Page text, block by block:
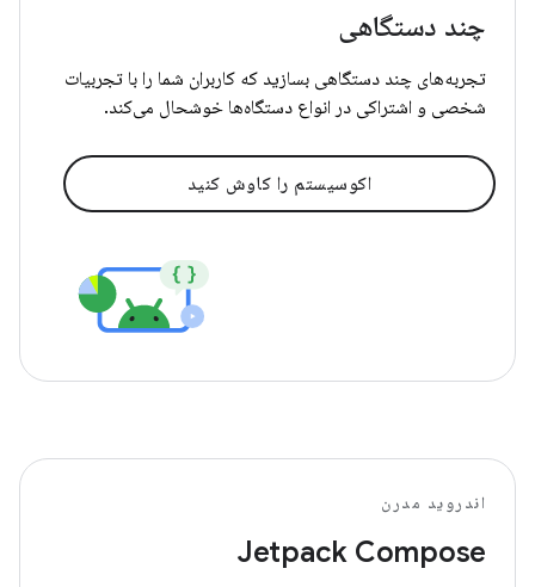
چند دستگاهی
تجربه‌های چند دستگاهی بسازید که کاربران شما را با تجربیات
شخصی و اشتراکی در انواع دستگاه‌ها خوشحال می‌کند.
اکوسیستم را کاوش کنید
اندروید مدرن
Jetpack Compose